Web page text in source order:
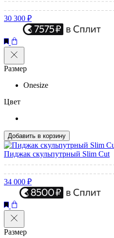
30 300 ₽
Размер
Onesize
Цвет
Добавить в корзину
Пиджак скульпутрный Slim Cut
34 000 ₽
Размер